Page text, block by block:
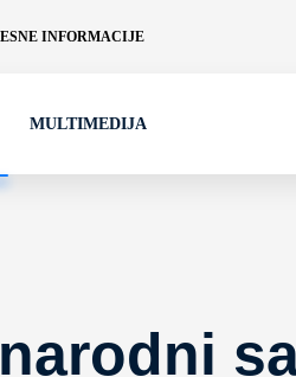
INFORMACIJE
MULTIMEDIJA